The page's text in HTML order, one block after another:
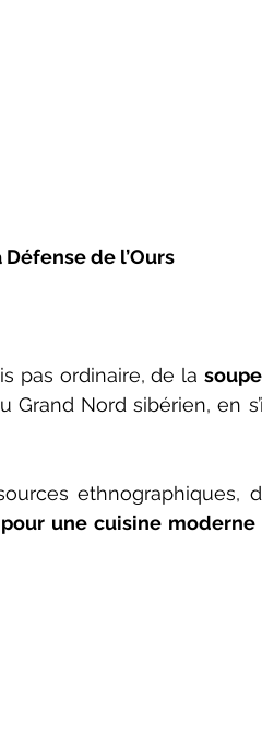
Défense de l’Ours
pas ordinaire, de la
Nord sibérien, en
ethnographiques,
une cuisine moderne